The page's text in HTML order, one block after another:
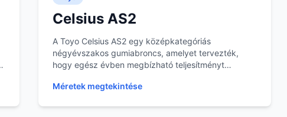
Celsius AS2
A Toyo Celsius AS2 egy középkategóriás
négyévszakos gumiabroncs, amelyet tervezték,
hogy egész évben megbízható teljesítményt
Méretek megtekintése